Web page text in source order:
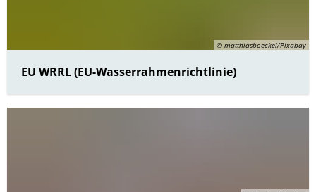
© matthiasboeckel/Pixabay
EU WRRL (EU-Wasserrahmenrichtlinie)